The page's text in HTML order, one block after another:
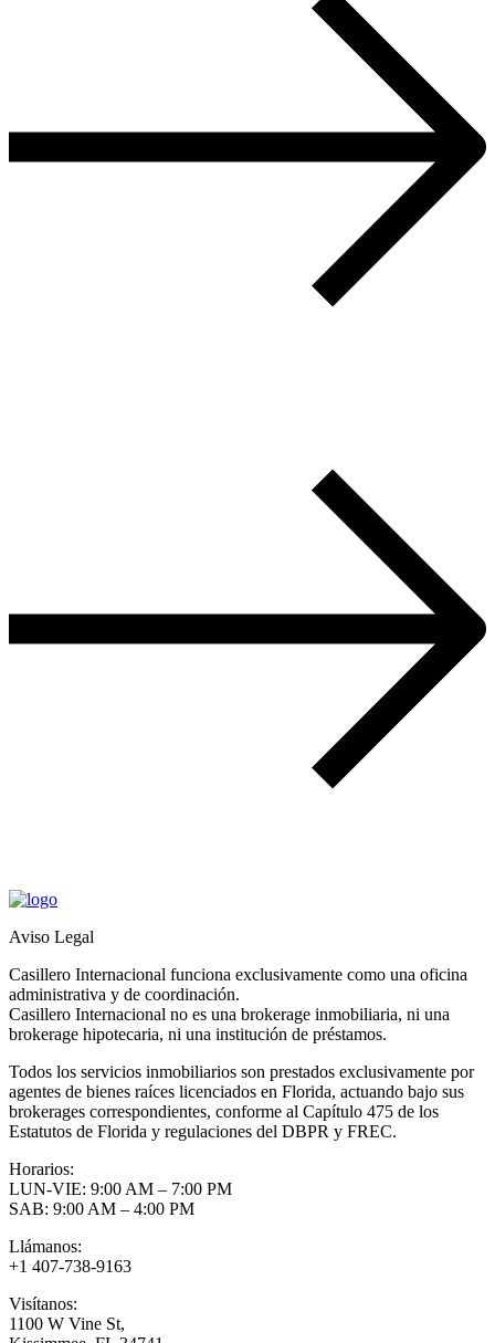
Aviso Legal
Casillero Internacional funciona exclusivamente como una oficina
administrativa y de coordinación.
Casillero Internacional no es una brokerage inmobiliaria, ni una
brokerage hipotecaria, ni una institución de préstamos.
Todos los servicios inmobiliarios son prestados exclusivamente por
agentes de bienes raíces licenciados en Florida, actuando bajo sus
brokerages correspondientes, conforme al Capítulo 475 de los
Estatutos de Florida y regulaciones del DBPR y FREC.
Horarios:
LUN-VIE: 9:00 AM – 7:00 PM
SAB: 9:00 AM – 4:00 PM
Llámanos:
+1 407-738-9163
Visítanos:
1100 W Vine St,